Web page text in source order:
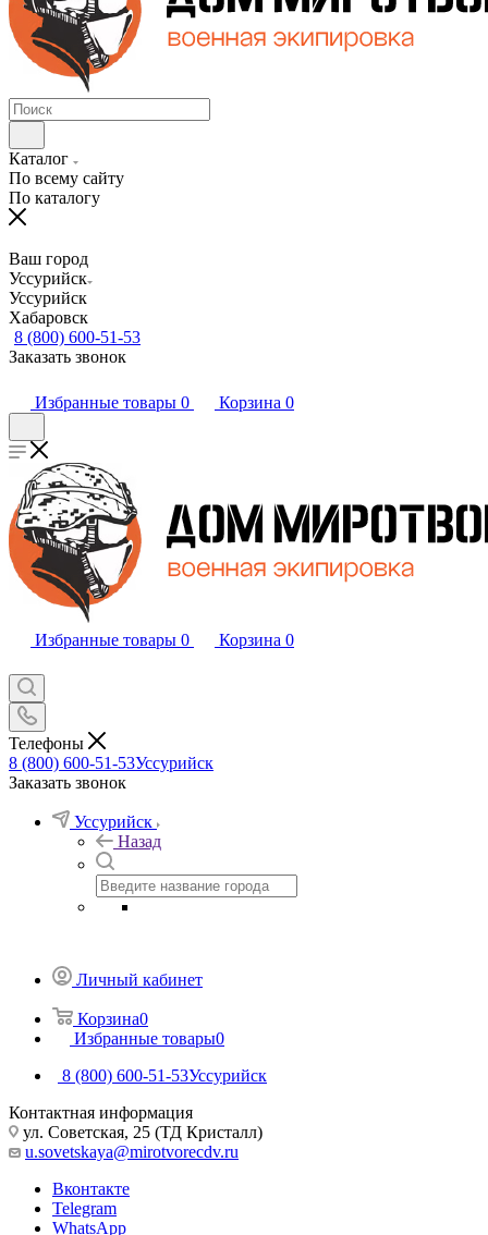
Каталог
По всему сайту
По каталогу
Ваш город
Уссурийск
Уссурийск
Хабаровск
8 (800) 600-51-53
Заказать звонок
Избранные товары 0 Корзина 0
Избранные товары 0 Корзина 0
Телефоны
8 (800) 600-51-53Уссурийск
Заказать звонок
Уссурийск
Назад
Личный кабинет
Корзина0
Избранные товары0
8 (800) 600-51-53Уссурийск
Контактная информация
ул. Советская, 25 (ТД Кристалл)
u.sovetskaya@mirotvorecdv.ru
Вконтакте
Telegram
WhatsApp